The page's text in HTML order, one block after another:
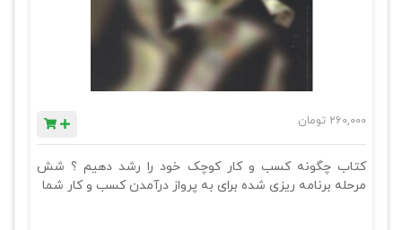
260,000 تومان
کتاب چگونه کسب و کار کوچک خود را رشد دهیم ؟ شش
مرحله برنامه ریزی شده برای به پرواز درآمدن کسب و کار شما